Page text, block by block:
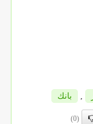
, بانك
(0)